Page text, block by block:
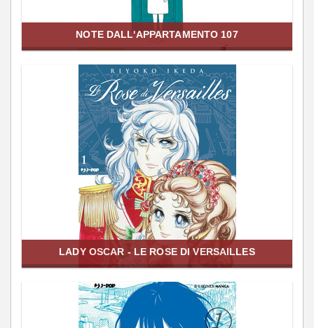
NOTE DALL'APPARTAMENTO 107
LADY OSCAR - LE ROSE DI VERSAILLES